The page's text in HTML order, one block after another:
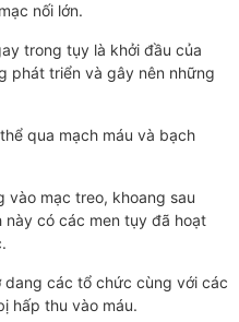
nối lớn.
trong tụy là khởi đầu của
phát triển và gây nên những
qua mạch máu và bạch
vào mạc treo, khoang sau
này có các men tụy đã hoạt
dang các tổ chức cùng với các
hấp thu vào máu.